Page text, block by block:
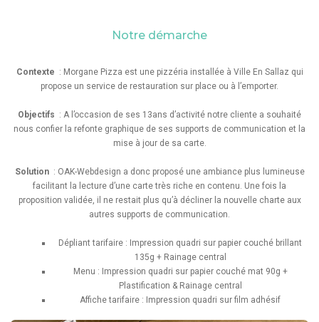
Notre démarche
Contexte : Morgane Pizza est une pizzéria installée à Ville En Sallaz qui
propose un service de restauration sur place ou à l’emporter.
Objectifs : A l’occasion de ses 13ans d’activité notre cliente a souhaité
nous confier la refonte graphique de ses supports de communication et la
mise à jour de sa carte.
Solution : OAK-Webdesign a donc proposé une ambiance plus lumineuse
facilitant la lecture d’une carte très riche en contenu. Une fois la
proposition validée, il ne restait plus qu’à décliner la nouvelle charte aux
autres supports de communication.
Dépliant tarifaire : Impression quadri sur papier couché brillant
135g + Rainage central
Menu : Impression quadri sur papier couché mat 90g +
Plastification & Rainage central
Affiche tarifaire : Impression quadri sur film adhésif